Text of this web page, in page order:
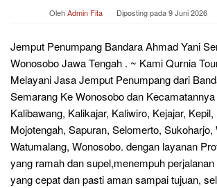
OlehAdmin Fita Diposting pada9 Juni 2026
Jemput Penumpang Bandara Ahmad Yani
Wonosobo Jawa Tengah . ~ Kami Qurnia
Melayani Jasa Jemput Penumpang dari
Semarang Ke Wonosobo dan
Kalibawang, Kalikajar, Kaliwiro, Kejajar,
Mojotengah, Sapuran, Selomerto, Sukoharjo,
Watumalang, Wonosobo. dengan layanan
yang ramah dan supel,menempuh
yang cepat dan pasti aman sampai tujuan,